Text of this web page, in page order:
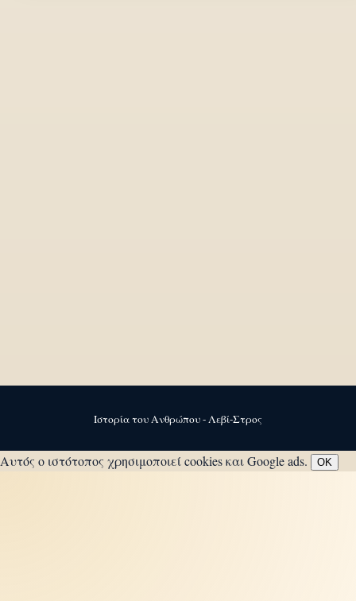
Ιστορία του Ανθρώπου - Λεβί-Στρος
Αυτός ο ιστότοπος χρησιμοποιεί cookies και Google ads. OK